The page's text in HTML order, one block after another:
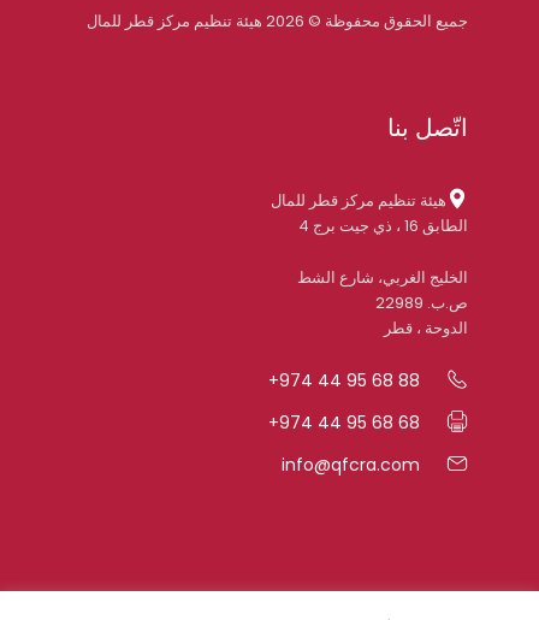
جميع الحقوق محفوظة © 2026 هيئة تنظيم مركز قطر للمال
اتّصل بنا
هيئة تنظيم مركز قطر للمال
الطابق 16 ، ذي جيت برج 4
الخليج الغربي، شارع الشط
ص.ب. 22989
الدوحة ، قطر
+974 44 95 68 88
+974 44 95 68 68
info@qfcra.com
روابط سريعة